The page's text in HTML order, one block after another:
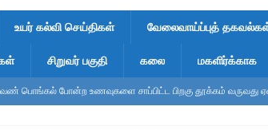
உயர் கல்வி செய்திகள் வேலைவாய்ப்புத்
சிறுவர் பகுதி கலை மகளிர்க்காக
பொங்கல் போன்ற உணவுகளை சாப்பிட்ட பிறகு தூக்கம் வருவது